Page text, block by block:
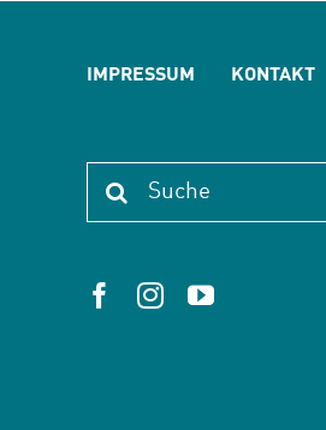
IMPRESSUM KONTAKT
Suche